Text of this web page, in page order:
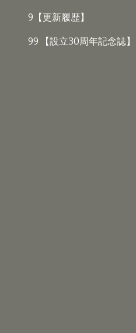
9【更新履歴】
99 【設立30周年記念誌】